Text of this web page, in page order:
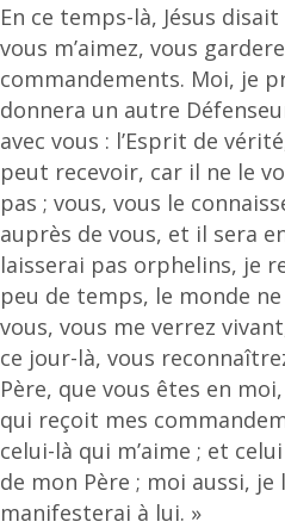
En ce temps-là, Jésus
vous m’aimez, vous
commandements. Moi, je
donnera un autre
avec vous : l’Esprit de
peut recevoir, car il ne le
pas ; vous, vous le
auprès de vous, et il sera
laisserai pas orphelins, je
peu de temps, le monde
vous, vous me verrez
ce jour-là, vous
Père, que vous êtes en
qui reçoit mes
celui-là qui m’aime ; et
de mon Père ; moi aussi, je
manifesterai à lui. »